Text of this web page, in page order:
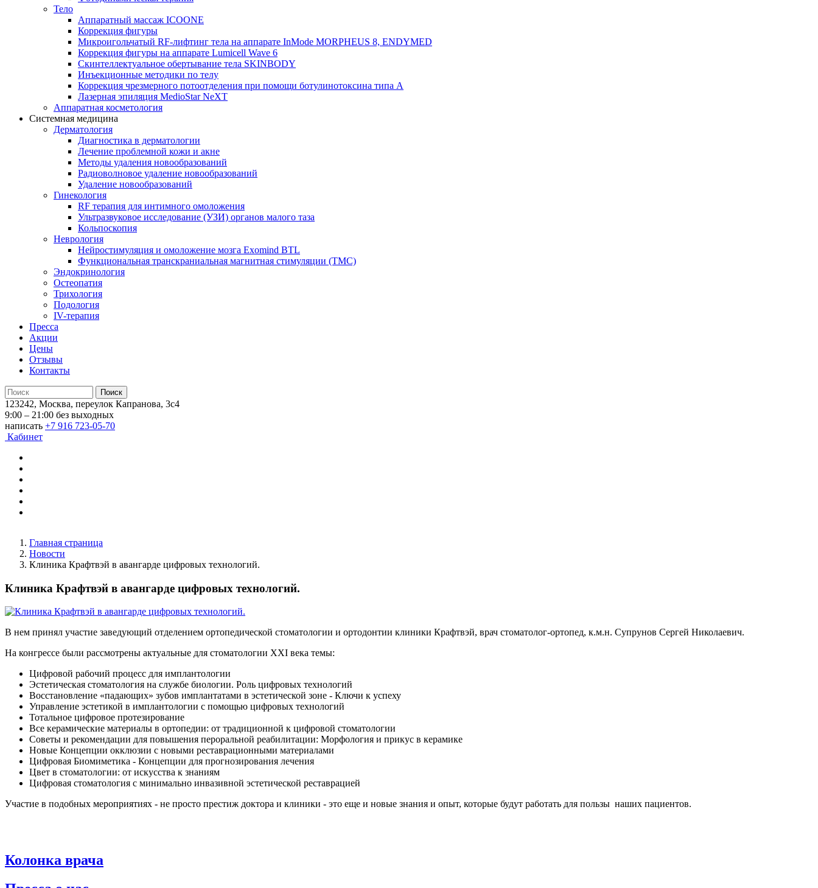
Тело
Аппаратный массаж ICOONE
Коррекция фигуры
Микроигольчатый RF-лифтинг тела на аппарате InMode MORPHEUS 8, ENDYMED
Коррекция фигуры на аппарате Lumicell Wave 6
Скинтеллектуальное обертывание тела SKINBODY
Инъекционные методики по телу
Коррекция чрезмерного потоотделения при помощи ботулинотоксина типа А
Лазерная эпиляция MedioStar NeXT
Аппаратная косметология
Системная медицина
Дерматология
Диагностика в дерматологии
Лечение проблемной кожи и акне
Методы удаления новообразований
Радиоволновое удаление новообразований
Удаление новообразований
Гинекология
RF терапия для интимного омоложения
Ультразвуковое исследование (УЗИ) органов малого таза
Кольпоскопия
Неврология
Нейростимуляция и омоложение мозга Exomind BTL
Функциональная транскраниальная магнитная стимуляции (ТМС)
Эндокринология
Остеопатия
Трихология
Подология
IV-терапия
Пресса
Акции
Цены
Отзывы
Контакты
123242, Москва, переулок Капранова, 3с4
9:00 – 21:00 без выходных
написать +7 916 723-05-70
Кабинет
Главная страница
Новости
Клиника Крафтвэй в авангарде цифровых технологий.
Клиника Крафтвэй в авангарде цифровых технологий.
В нем принял участие заведующий отделением ортопедической стоматологии и ортодонтии клиники Крафтвэй, врач стоматолог-ортопед, к.м.н. Супрунов Сергей Николаевич.
На конгрессе были рассмотрены актуальные для стоматологии XXI века темы:
Цифровой рабочий процесс для имплантологии
Эстетическая стоматология на службе биологии. Роль цифровых технологий
Восстановление «падающих» зубов имплантатами в эстетической зоне - Ключи к успеху
Управление эстетикой в имплантологии с помощью цифровых технологий
Тотальное цифровое протезирование
Все керамические материалы в ортопедии: от традиционной к цифровой стоматологии
Советы и рекомендации для повышения пероральной реабилитации: Морфология и прикус в керамике
Новые Концепции окклюзии с новыми реставрационными материалами
Цифровая Биомиметика - Концепции для прогнозирования лечения
Цвет в стоматологии: от искусства к знаниям
Цифровая стоматология с минимально инвазивной эстетической реставрацией
Участие в подобных мероприятиях - не просто престиж доктора и клиники - это еще и новые знания и опыт, которые будут работать для пользы наших пациентов.
Колонка врача